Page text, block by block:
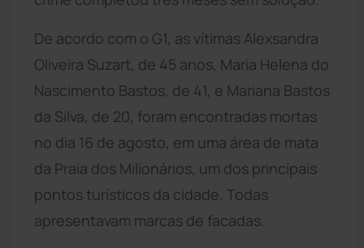
De acordo com o G1, as vítimas Alexsandra
Oliveira Suzart, de 45 anos, Maria Helena do
Nascimento Bastos, de 41, e Mariana Bastos
da Silva, de 20, foram encontradas mortas
no dia 16 de agosto, em uma área de mata
da Praia dos Milionários, um dos principais
pontos turísticos da cidade. Todas
apresentavam marcas de facadas.